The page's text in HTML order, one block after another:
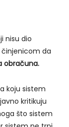
nisu dio
da
obračuna.
koju sistem
kritikuju
što sistem